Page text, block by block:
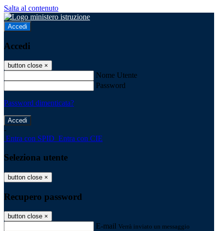
Salta al contenuto
Accedi
Accedi
button close ×
Nome Utente
Password
Password dimenticata?
-
Entra con SPID Entra con CIE
Seleziona utente
button close ×
Recupero password
button close ×
E-mail Verrà inviato un messaggio